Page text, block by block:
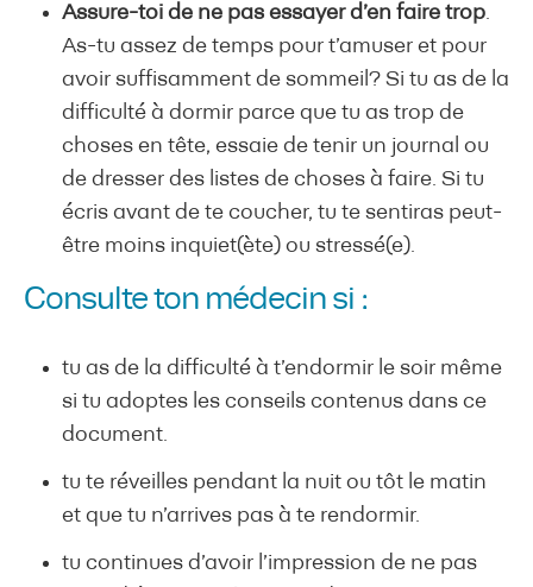
Assure-toi de ne pas essayer d’en faire trop.
As-tu assez de temps pour t’amuser et pour
avoir suffisamment de sommeil? Si tu as de la
difficulté à dormir parce que tu as trop de
choses en tête, essaie de tenir un journal ou
de dresser des listes de choses à faire. Si tu
écris avant de te coucher, tu te sentiras peut-
être moins inquiet(ète) ou stressé(e).
Consulte ton médecin si :
tu as de la difficulté à t’endormir le soir même
si tu adoptes les conseils contenus dans ce
document.
tu te réveilles pendant la nuit ou tôt le matin
et que tu n’arrives pas à te rendormir.
tu continues d’avoir l’impression de ne pas